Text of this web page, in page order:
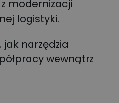
modernizacji
logistyki.
jak narzędzia
wewnątrz